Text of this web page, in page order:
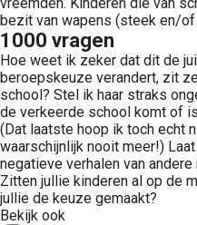
bezit van wapens (steek en/of
1000 vragen
Hoe weet ik zeker dat dit de
beroepskeuze verandert, zit
school? Stel ik haar straks
de verkeerde school komt of
(Dat laatste hoop ik toch echt
waarschijnlijk nooit meer!)
negatieve verhalen van andere
Zitten jullie kinderen al op de
jullie de keuze gemaakt?
Bekijk ook